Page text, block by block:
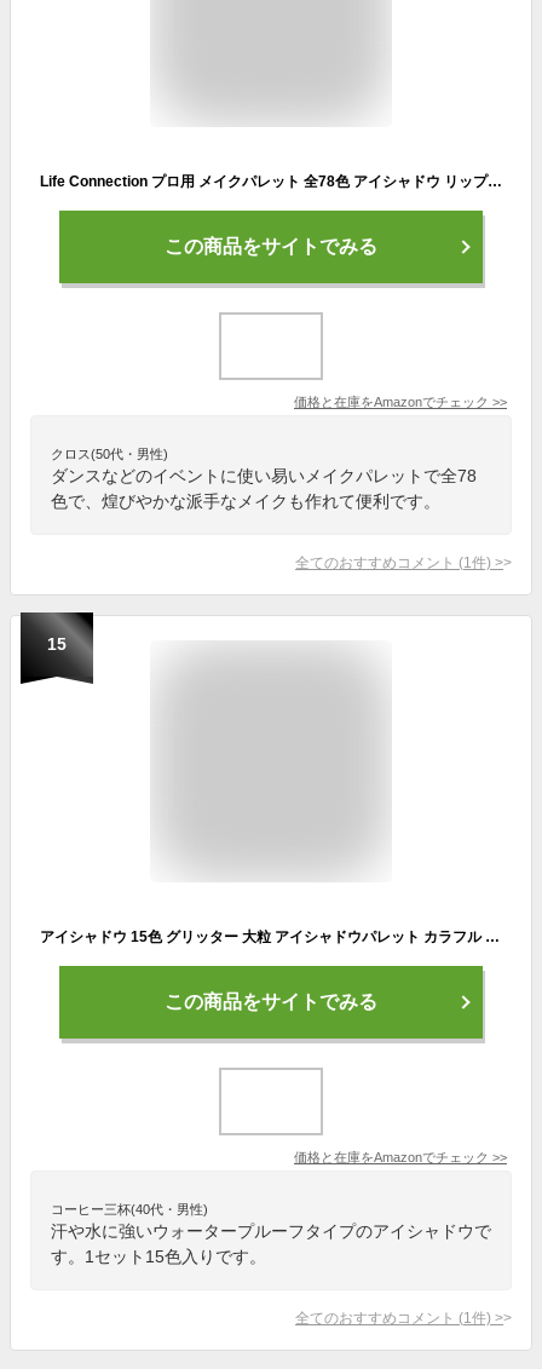
Life Connection プロ用 メイクパレット 全78色 アイシャドウ リップ 口紅 チーク 女優 美人メイク コスプレ
この商品をサイトでみる
価格と在庫をAmazonでチェック >>
クロス(50代・男性)
ダンスなどのイベントに使い易いメイクパレットで全78
色で、煌びやかな派手なメイクも作れて便利です。
全てのおすすめコメント (1 件) >
15
アイシャドウ 15色 グリッター 大粒 アイシャドウパレット カラフル アイシャドウベース ラメ 韓国 人気 安い 持ち運び アイパレット ダイヤモンド 立体 ナチュラル 長持ち おしゃれ アイメイク メイクアップ ウォータープルーフ 日常 通勤 パーティー(#01)
この商品をサイトでみる
価格と在庫をAmazonでチェック >>
コーヒー三杯(40代・男性)
汗や水に強いウォータープルーフタイプのアイシャドウで
す。1セット15色入りです。
全てのおすすめコメント (1 件) >